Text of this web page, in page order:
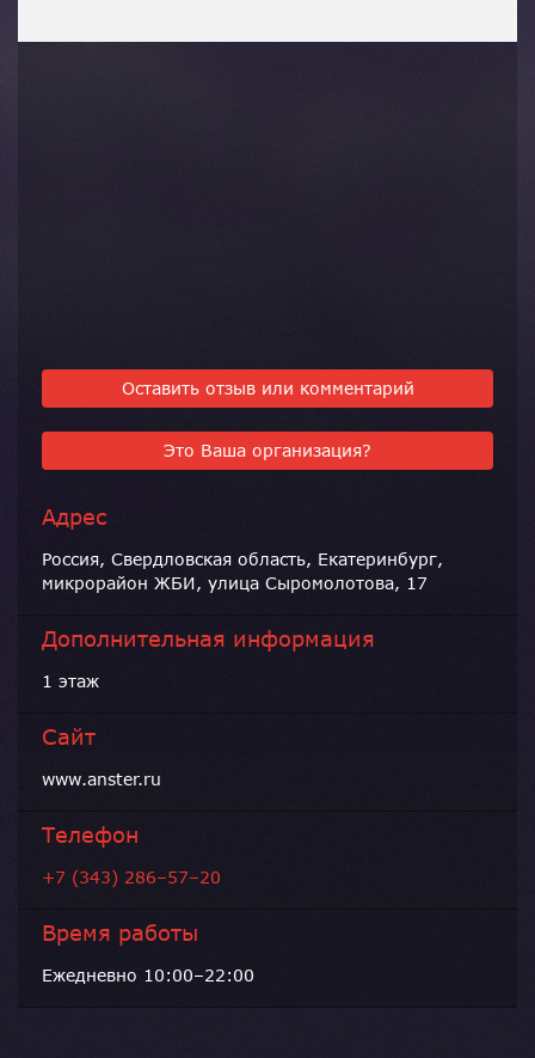
Оставить отзыв или комментарий
Это Ваша организация?
Адрес
Россия, Свердловская область, Екатеринбург,
микрорайон ЖБИ, улица Сыромолотова, 17
Дополнительная информация
1 этаж
Сайт
www.anster.ru
Телефон
+7 (343) 286–57–20
Время работы
Ежедневно 10:00–22:00